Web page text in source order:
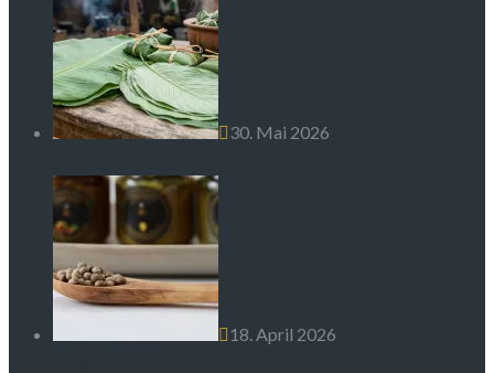
30. Mai 2026
18. April 2026